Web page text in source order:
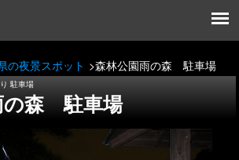
の夜景スポット 森林公園雨の森 駐車場
駐車場
の森 駐車場